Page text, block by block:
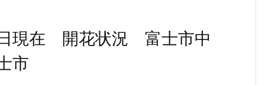
現在 開花状況 富士市中
市